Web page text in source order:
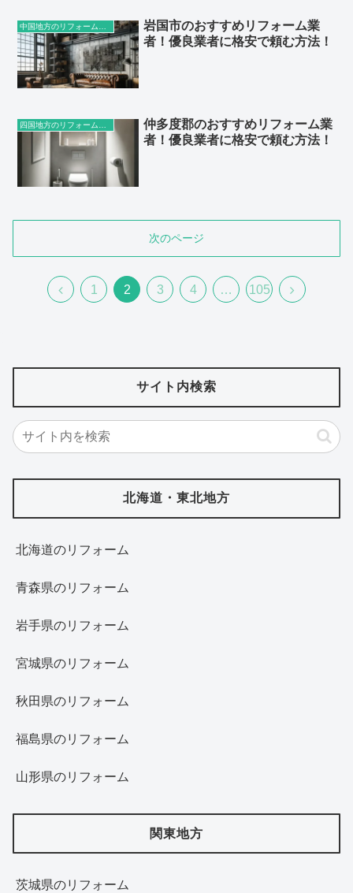
岩国市のおすすめリフォーム業
者！優良業者に格安で頼む方法！
仲多度郡のおすすめリフォーム業
者！優良業者に格安で頼む方法！
次のページ
前
1 2 3 4 … 105
次
サイト内検索
北海道・東北地方
北海道‎のリフォーム
青森県のリフォーム
岩手県のリフォーム
宮城県のリフォーム
秋田県のリフォーム
福島県のリフォーム
山形県のリフォーム
関東地方
茨城県のリフォーム